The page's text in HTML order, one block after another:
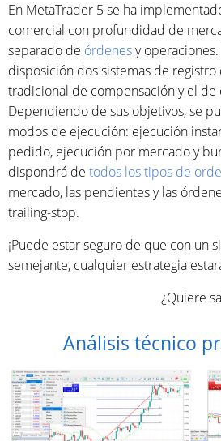
En MetaTrader 5 se ha
comercial con profundidad de
separado de órdenesy
disposición dos sistemas de
tradicional de compensación y el de
Dependiendo de sus objetivos, se
modos de ejecución: ejecución
pedido, ejecución por mercado y
dispondrá de todos los tipos de
mercado, las pendientes y las
trailing-stop.
¡Puede estar seguro de que con un
semejante, cualquier estrategia
¿Quiere
Análisis técnico